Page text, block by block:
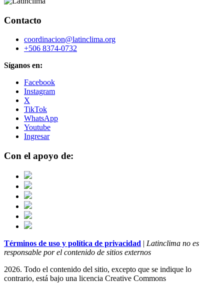
Contacto
coordinacion@latinclima.org
+506 8374-0732
Síganos en:
Facebook
Instagram
X
TikTok
WhatsApp
Youtube
Ingresar
Con el apoyo de:
Términos de uso y política de privacidad | Latinclima no es
responsable por el contenido de sitios externos
2026. Todo el contenido del sitio, excepto que se indique lo
contrario, está bajo una licencia Creative Commons